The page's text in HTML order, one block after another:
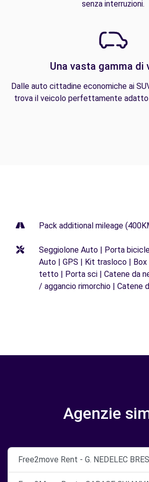
senza interruzioni.
Una vasta gamma di
Dalle auto cittadine economiche ai
trova il veicolo perfettamente adatto
Pack additional mileage
Seggiolone Auto | Porta
Auto | GPS | Kit trasloco |
tetto | Porta sci | Catene da
/ aggancio rimorchio | Catene
Agenzie
Free2move Rent - G. NEDELEC